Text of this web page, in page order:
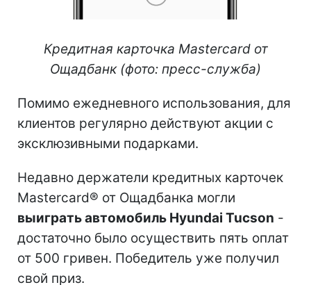
Кредитная карточка Mastercard от
Ощадбанк (фото: пресс-служба)
Помимо ежедневного использования, для
клиентов регулярно действуют акции с
эксклюзивными подарками.
Недавно держатели кредитных карточек
Mastercard® от Ощадбанка могли
выиграть автомобиль Hyundai Tucson -
достаточно было осуществить пять оплат
от 500 гривен. Победитель уже получил
свой приз.